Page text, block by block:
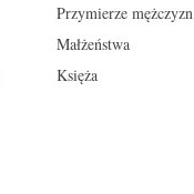
Przymierze mężczyzn
Małżeństwa
Księża